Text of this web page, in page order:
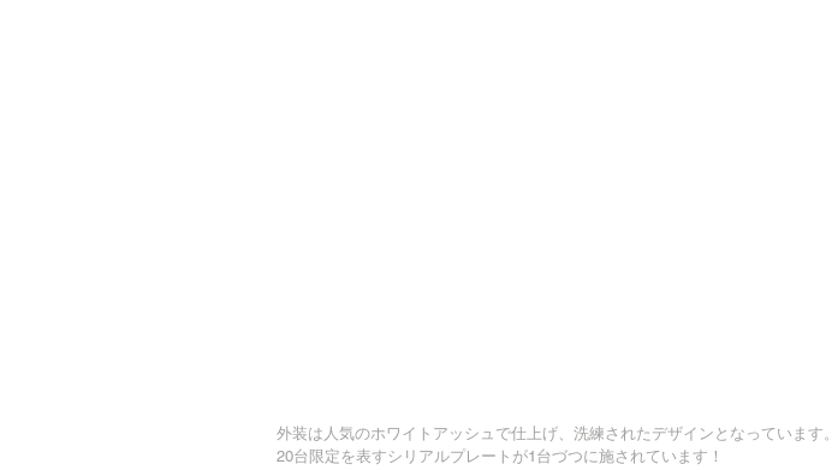
外装は人気のホワイトアッシュで仕上げ、洗練されたデザインとなっています。
20台限定を表すシリアルプレートが1台づつに施されています！